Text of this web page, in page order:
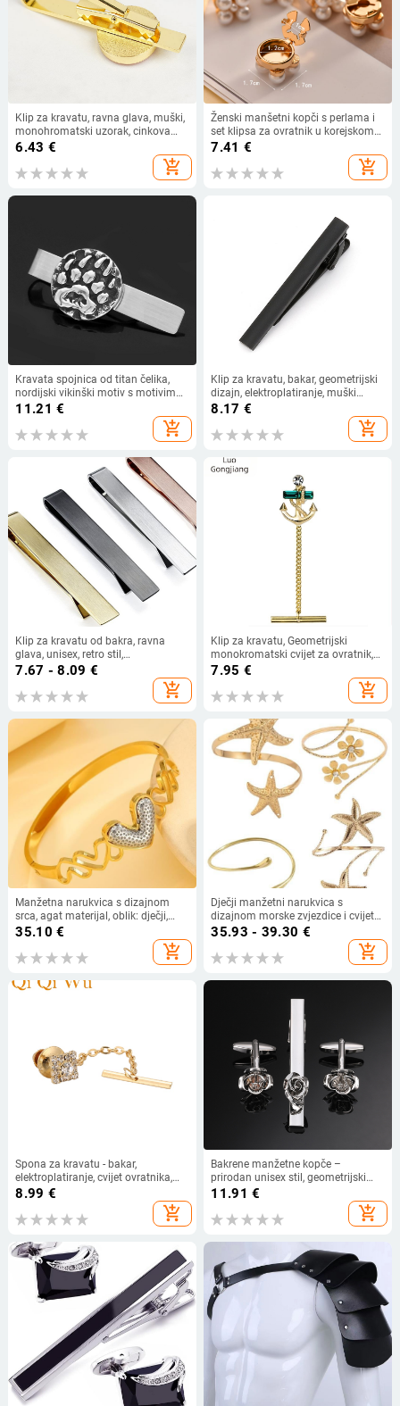
Klip za kravatu, ravna glava, muški,
monohromatski uzorak, cinkova
zliatina + bakar
6.43 €
add_shopping_cart
Ženski manšetni kopči s perlama i
set klipsa za ovratnik u korejskom
stilu
7.41 €
add_shopping_cart
Kravata spojnica od titan čelika,
nordijski vikinški motiv s motivima
medvje šape i vilinih šapa, ravna
glava, retro stil, unisex za odrasle
11.21 €
add_shopping_cart
Klip za kravatu, bakar, geometrijski
dizajn, elektroplatiranje, muški
casual, prilagodljivo
8.17 €
add_shopping_cart
Klip za kravatu od bakra, ravna
glava, unisex, retro stil,
elektroplatiran, zasebno pakiranje
7.67 - 8.09 €
add_shopping_cart
Klip za kravatu, Geometrijski
monokromatski cvijet za ovratnik,
Elektroplatirani 18K spoj, Ravna
glava, Muška večernja odjeća
7.95 €
add_shopping_cart
Manžetna narukvica s dizajnom
srca, agat materijal, oblik: dječji,
zviježđe, casual stil (Materijal: agat;
Oblik: dječji, zviježđe; Stil: casual;
Godina izlaska: proljeće 2025)
35.10 €
add_shopping_cart
Dječji manžetni narukvica s
dizajnom morske zvjezdice i cvijeta,
agat, oblik konstelacije, ležerni stil,
35.93 - 39.30 €
add_shopping_cart
Spona za kravatu - bakar,
elektroplatiranje, cvijet ovratnika,
geometrijski stil, za muškarce
8.99 €
add_shopping_cart
Bakrene manžetne kopče –
prirodan unisex stil, geometrijski
dizajn, elektroplating
11.91 €
add_shopping_cart